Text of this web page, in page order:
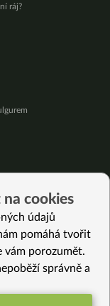
ráj?
na cookies
údajů
pomáhá tvořit
vám porozumět.
správně a